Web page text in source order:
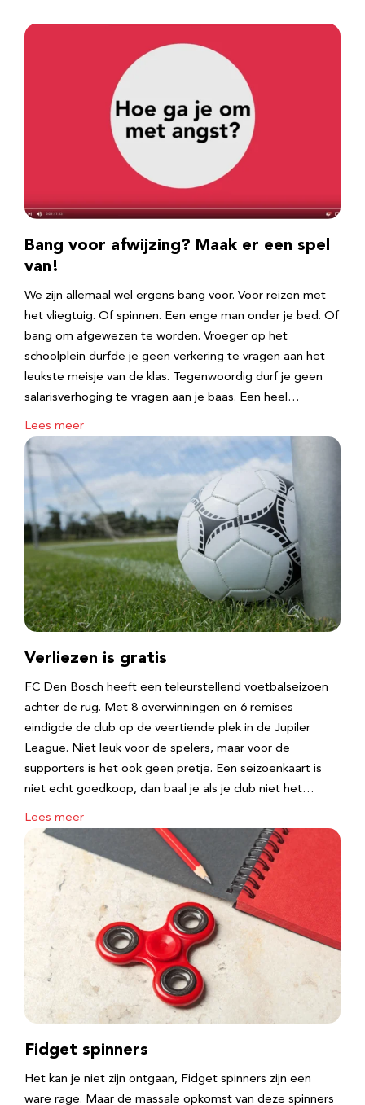
Bang voor afwijzing? Maak er een spel
van!
We zijn allemaal wel ergens bang voor. Voor reizen met
het vliegtuig. Of spinnen. Een enge man onder je bed. Of
bang om afgewezen te worden. Vroeger op het
schoolplein durfde je geen verkering te vragen aan het
leukste meisje van de klas. Tegenwoordig durf je geen
salarisverhoging te vragen aan je baas. Een heel…
Lees meer
Verliezen is gratis
FC Den Bosch heeft een teleurstellend voetbalseizoen
achter de rug. Met 8 overwinningen en 6 remises
eindigde de club op de veertiende plek in de Jupiler
League. Niet leuk voor de spelers, maar voor de
supporters is het ook geen pretje. Een seizoenkaart is
niet echt goedkoop, dan baal je als je club niet het…
Lees meer
Fidget spinners
Het kan je niet zijn ontgaan, Fidget spinners zijn een
ware rage. Maar de massale opkomst van deze spinners